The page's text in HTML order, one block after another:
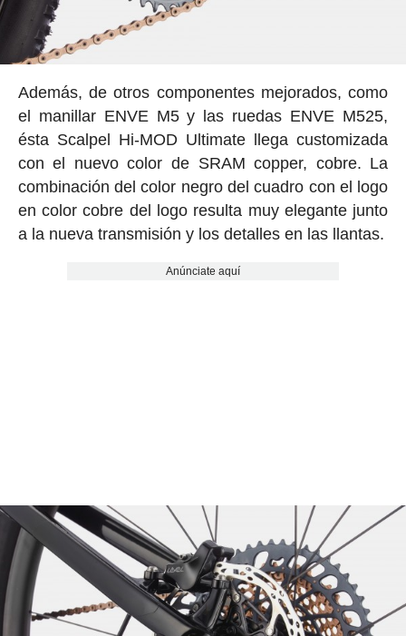
Además, de otros componentes mejorados, como
el manillar ENVE M5 y las ruedas ENVE M525,
ésta Scalpel Hi-MOD Ultimate llega customizada
con el nuevo color de SRAM copper, cobre. La
combinación del color negro del cuadro con el logo
en color cobre del logo resulta muy elegante junto
a la nueva transmisión y los detalles en las llantas.
Anúnciate aquí